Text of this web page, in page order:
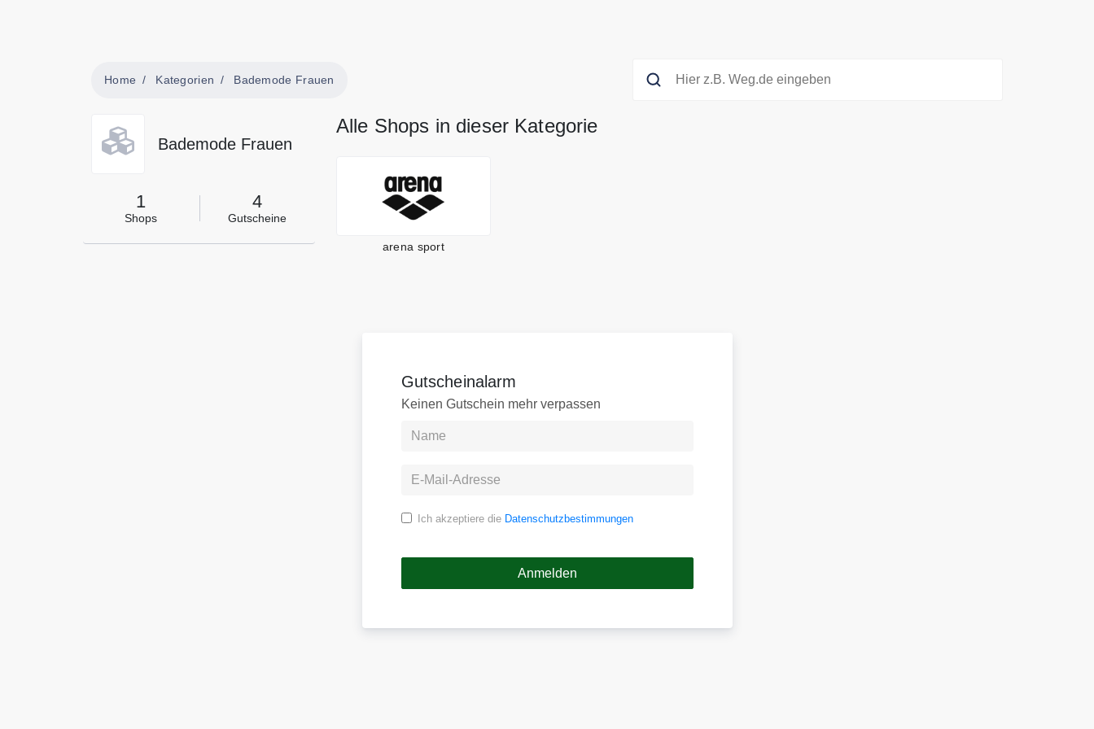
Home Kategorien Bademode Frauen
Bademode Frauen
1
Shops
4
Gutscheine
Alle Shops in dieser Kategorie
arena sport
Gutscheinalarm
Keinen Gutschein mehr verpassen
Ich akzeptiere die Datenschutzbestimmungen